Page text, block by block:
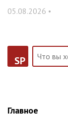
05.08.2026 •
SP
Главное